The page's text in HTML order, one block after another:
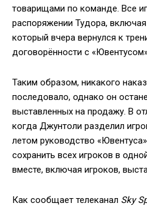
товарищами по команде. Все
распоряжении Тудора, включая
который вчера вернулся к
договорённости с
Таким образом, никакого
последовало, однако он
выставленных на продажу. В
когда Джунтоли разделил
летом руководство
сохранить всех игроков в
вместе, включая игроков,
Как сообщает телеканал Sky